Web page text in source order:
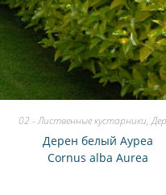
02 - Лиственные кустарники,
Дерен белый Ауреа
Cornus alba Aurea